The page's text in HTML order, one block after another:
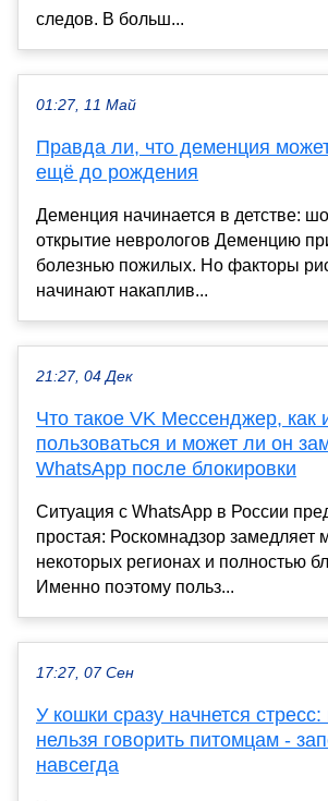
следов. В больш...
01:27, 11 Май
Правда ли, что деменция
ещё до рождения
Деменция начинается в детстве:
открытие неврологов Деменцию
болезнью пожилых. Но факторы
начинают накаплив...
21:27, 04 Дек
Что такое VK Мессенджер, как
пользоваться и может ли он
WhatsApp после блокировки
Ситуация с WhatsApp в России
простая: Роскомнадзор замедляет
некоторых регионах и полностью
Именно поэтому польз...
17:27, 07 Сен
У кошки сразу начнется
нельзя говорить питомцам -
навсегда